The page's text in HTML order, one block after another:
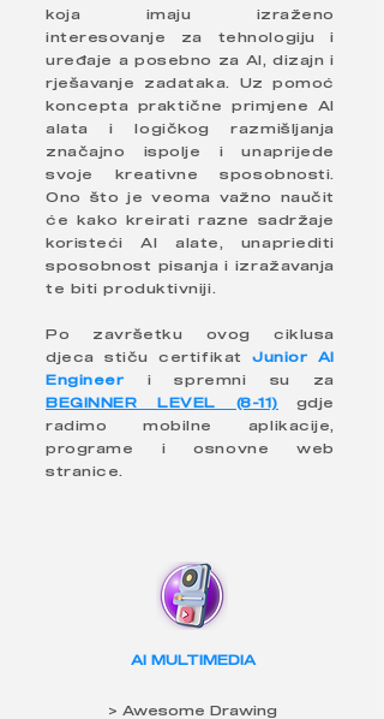
koja imaju izraženo
interesovanje za tehnologiju i
uređaje a posebno za AI, dizajn i
rješavanje zadataka. Uz pomoć
koncepta praktične primjene AI
alata i logičkog razmišljanja
značajno ispolje i unaprijede
svoje kreativne sposobnosti.
Ono što je veoma važno naučit
će kako kreirati razne sadržaje
koristeći AI alate, unapriediti
sposobnost pisanja i izražavanja
te biti produktivniji.
Po završetku ovog ciklusa
djeca stiču certifikatJunior AI
Engineer i spremni su za
BEGINNER LEVEL (8-11) gdje
radimo mobilne aplikacije,
programe i osnovne web
stranice.
AI MULTIMEDIA
> Awesome Drawing